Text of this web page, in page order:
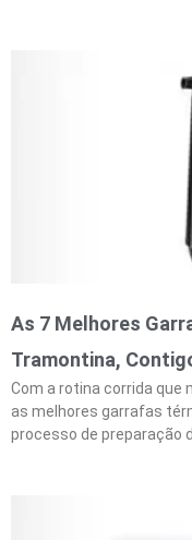
As 7 Melhores
Tramontina,
Com a rotina corrida
as melhores garrafas
processo de preparação